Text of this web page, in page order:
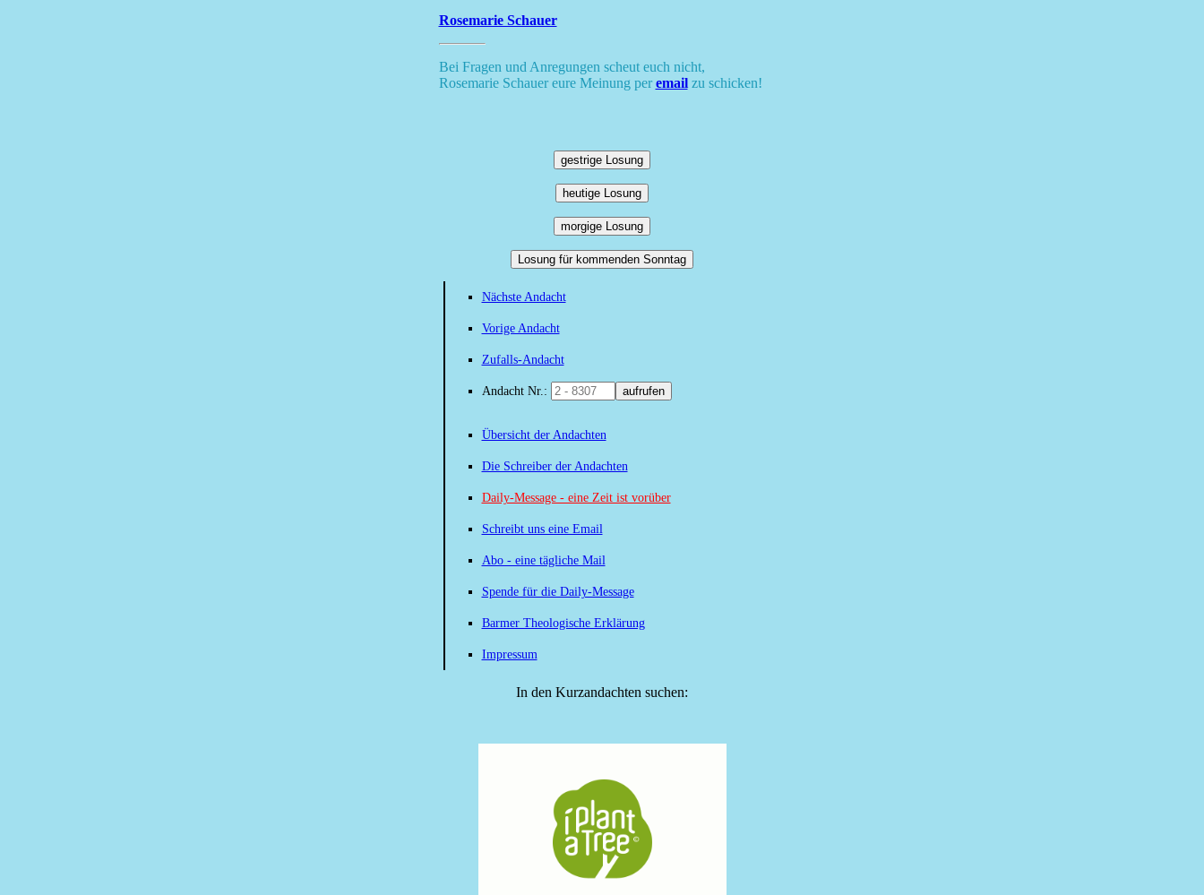
Rosemarie Schauer
Bei Fragen und Anregungen scheut euch nicht,
Rosemarie Schauer eure Meinung peremailzu schicken!
gestrige Losung
heutige Losung
morgige Losung
Losung für kommenden Sonntag
Nächste Andacht
Vorige Andacht
Zufalls-Andacht
Andacht Nr.: aufrufen
Übersicht der Andachten
Die Schreiber der Andachten
Daily-Message - eine Zeit ist vorüber
Schreibt uns eine Email
Abo - eine tägliche Mail
Spende für die Daily-Message
Barmer Theologische Erklärung
Impressum
In den Kurzandachten suchen: